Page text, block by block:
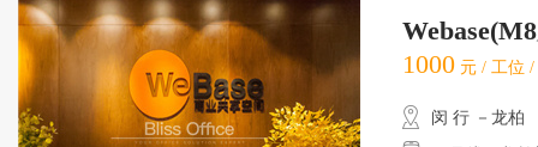
1000 元 / 工位
闵 行 －龙柏